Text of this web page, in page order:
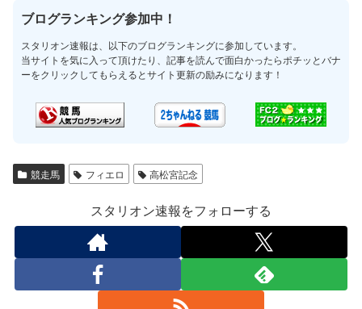
ブログランキング参加中！
スタリオン速報は、以下のブログランキングに参加しています。
当サイトを気に入って頂けたり、記事を読んで面白かったらポチッとバナ
ーをクリックしてもらえるとサイト更新の励みになります！
競走馬 フィエロ 高松宮記念
スタリオン速報をフォローする